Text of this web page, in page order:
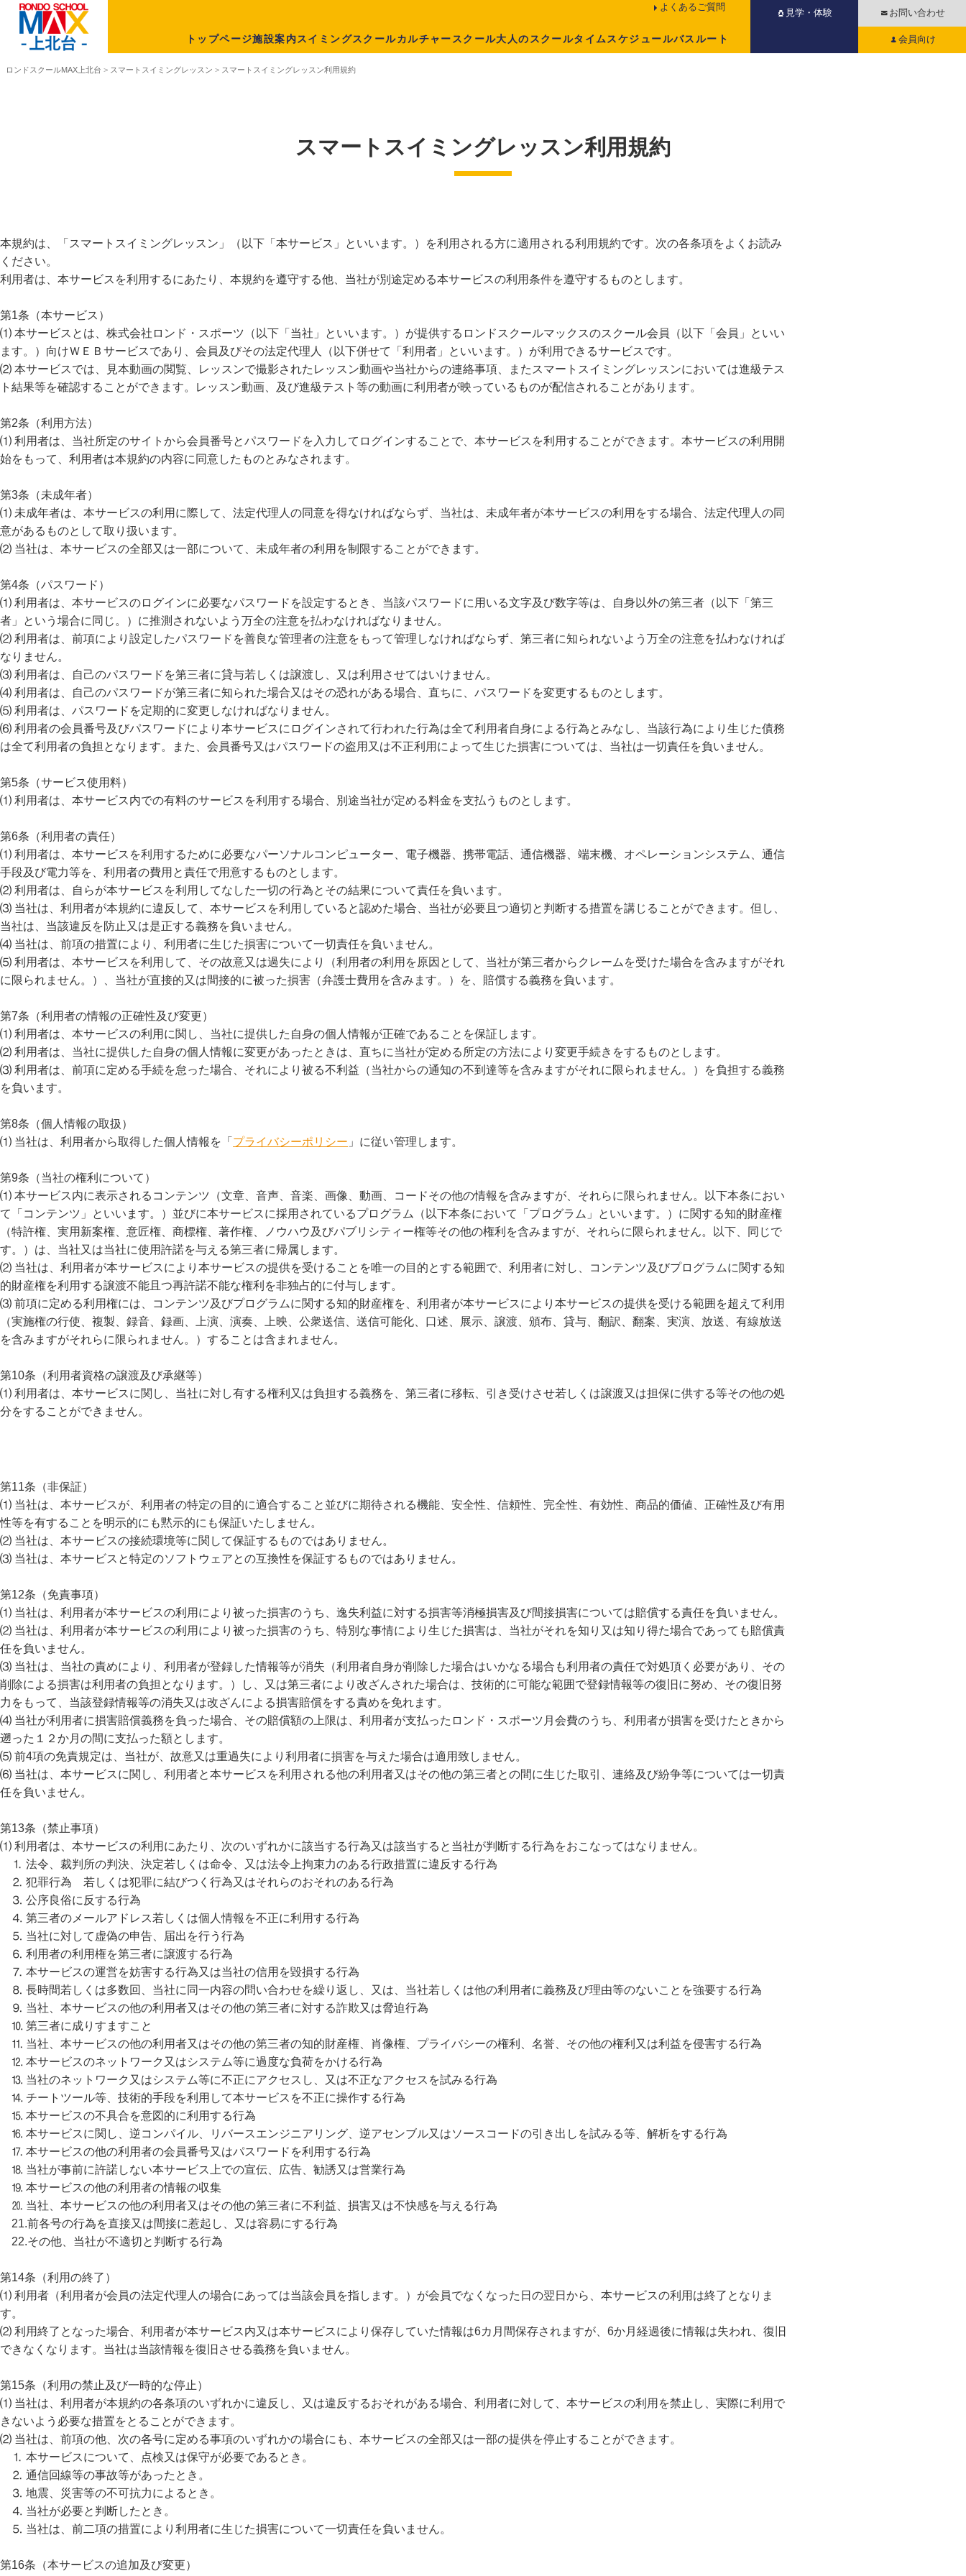
見学・体験 お問い合わせ
会員向け
よくあるご質問
トップページ施設案内スイミングスクールカルチャースクール大人のスクールタイムスケジュールバスルート
ロンドスクールMAX上北台 > スマートスイミングレッスン > スマートスイミングレッスン利用規約
スマートスイミングレッスン利用規約
本規約は、「スマートスイミングレッスン」（以下「本サービス」といいます。）を利用される方に適用される利用規約です。次の各条項をよくお読み
ください。
利用者は、本サービスを利用するにあたり、本規約を遵守する他、当社が別途定める本サービスの利用条件を遵守するものとします。
第1条（本サービス）
⑴ 本サービスとは、株式会社ロンド・スポーツ（以下「当社」といいます。）が提供するロンドスクールマックスのスクール会員（以下「会員」といい
ます。）向けＷＥＢサービスであり、会員及びその法定代理人（以下併せて「利用者」といいます。）が利用できるサービスです。
⑵ 本サービスでは、見本動画の閲覧、レッスンで撮影されたレッスン動画や当社からの連絡事項、またスマートスイミングレッスンにおいては進級テス
ト結果等を確認することができます。レッスン動画、及び進級テスト等の動画に利用者が映っているものが配信されることがあります。
第2条（利用方法）
⑴ 利用者は、当社所定のサイトから会員番号とパスワードを入力してログインすることで、本サービスを利用することができます。本サービスの利用開
始をもって、利用者は本規約の内容に同意したものとみなされます。
第3条（未成年者）
⑴ 未成年者は、本サービスの利用に際して、法定代理人の同意を得なければならず、当社は、未成年者が本サービスの利用をする場合、法定代理人の同
意があるものとして取り扱います。
⑵ 当社は、本サービスの全部又は一部について、未成年者の利用を制限することができます。
第4条（パスワード）
⑴ 利用者は、本サービスのログインに必要なパスワードを設定するとき、当該パスワードに用いる文字及び数字等は、自身以外の第三者（以下「第三
者」という場合に同じ。）に推測されないよう万全の注意を払わなければなりません。
⑵ 利用者は、前項により設定したパスワードを善良な管理者の注意をもって管理しなければならず、第三者に知られないよう万全の注意を払わなければ
なりません。
⑶ 利用者は、自己のパスワードを第三者に貸与若しくは譲渡し、又は利用させてはいけません。
⑷ 利用者は、自己のパスワードが第三者に知られた場合又はその恐れがある場合、直ちに、パスワードを変更するものとします。
⑸ 利用者は、パスワードを定期的に変更しなければなりません。
⑹ 利用者の会員番号及びパスワードにより本サービスにログインされて行われた行為は全て利用者自身による行為とみなし、当該行為により生じた債務
は全て利用者の負担となります。また、会員番号又はパスワードの盗用又は不正利用によって生じた損害については、当社は一切責任を負いません。
第5条（サービス使用料）
⑴ 利用者は、本サービス内での有料のサービスを利用する場合、別途当社が定める料金を支払うものとします。
第6条（利用者の責任）
⑴ 利用者は、本サービスを利用するために必要なパーソナルコンピューター、電子機器、携帯電話、通信機器、端末機、オペレーションシステム、通信
手段及び電力等を、利用者の費用と責任で用意するものとします。
⑵ 利用者は、自らが本サービスを利用してなした一切の行為とその結果について責任を負います。
⑶ 当社は、利用者が本規約に違反して、本サービスを利用していると認めた場合、当社が必要且つ適切と判断する措置を講じることができます。但し、
当社は、当該違反を防止又は是正する義務を負いません。
⑷ 当社は、前項の措置により、利用者に生じた損害について一切責任を負いません。
⑸ 利用者は、本サービスを利用して、その故意又は過失により（利用者の利用を原因として、当社が第三者からクレームを受けた場合を含みますがそれ
に限られません。）、当社が直接的又は間接的に被った損害（弁護士費用を含みます。）を、賠償する義務を負います。
第7条（利用者の情報の正確性及び変更）
⑴ 利用者は、本サービスの利用に関し、当社に提供した自身の個人情報が正確であることを保証します。
⑵ 利用者は、当社に提供した自身の個人情報に変更があったときは、直ちに当社が定める所定の方法により変更手続きをするものとします。
⑶ 利用者は、前項に定める手続を怠った場合、それにより被る不利益（当社からの通知の不到達等を含みますがそれに限られません。）を負担する義務
を負います。
第8条（個人情報の取扱）
⑴ 当社は、利用者から取得した個人情報を「プライバシーポリシー 」に従い管理します。
第9条（当社の権利について）
⑴ 本サービス内に表示されるコンテンツ（文章、音声、音楽、画像、動画、コードその他の情報を含みますが、それらに限られません。以下本条におい
て「コンテンツ」といいます。）並びに本サービスに採用されているプログラム（以下本条において「プログラム」といいます。）に関する知的財産権
（特許権、実用新案権、意匠権、商標権、著作権、ノウハウ及びパブリシティー権等その他の権利を含みますが、それらに限られません。以下、同じで
す。）は、当社又は当社に使用許諾を与える第三者に帰属します。
⑵ 当社は、利用者が本サービスにより本サービスの提供を受けることを唯一の目的とする範囲で、利用者に対し、コンテンツ及びプログラムに関する知
的財産権を利用する譲渡不能且つ再許諾不能な権利を非独占的に付与します。
⑶ 前項に定める利用権には、コンテンツ及びプログラムに関する知的財産権を、利用者が本サービスにより本サービスの提供を受ける範囲を超えて利用
（実施権の行使、複製、録音、録画、上演、演奏、上映、公衆送信、送信可能化、口述、展示、譲渡、頒布、貸与、翻訳、翻案、実演、放送、有線放送
を含みますがそれらに限られません。）することは含まれません。
第10条（利用者資格の譲渡及び承継等）
⑴ 利用者は、本サービスに関し、当社に対し有する権利又は負担する義務を、第三者に移転、引き受けさせ若しくは譲渡又は担保に供する等その他の処
分をすることができません。
第11条（非保証）
⑴ 当社は、本サービスが、利用者の特定の目的に適合すること並びに期待される機能、安全性、信頼性、完全性、有効性、商品的価値、正確性及び有用
性等を有することを明示的にも黙示的にも保証いたしません。
⑵ 当社は、本サービスの接続環境等に関して保証するものではありません。
⑶ 当社は、本サービスと特定のソフトウェアとの互換性を保証するものではありません。
第12条（免責事項）
⑴ 当社は、利用者が本サービスの利用により被った損害のうち、逸失利益に対する損害等消極損害及び間接損害については賠償する責任を負いません。
⑵ 当社は、利用者が本サービスの利用により被った損害のうち、特別な事情により生じた損害は、当社がそれを知り又は知り得た場合であっても賠償責
任を負いません。
⑶ 当社は、当社の責めにより、利用者が登録した情報等が消失（利用者自身が削除した場合はいかなる場合も利用者の責任で対処頂く必要があり、その
削除による損害は利用者の負担となります。）し、又は第三者により改ざんされた場合は、技術的に可能な範囲で登録情報等の復旧に努め、その復旧努
力をもって、当該登録情報等の消失又は改ざんによる損害賠償をする責めを免れます。
⑷ 当社が利用者に損害賠償義務を負った場合、その賠償額の上限は、利用者が支払ったロンド・スポーツ月会費のうち、利用者が損害を受けたときから
遡った１２か月の間に支払った額とします。
⑸ 前4項の免責規定は、当社が、故意又は重過失により利用者に損害を与えた場合は適用致しません。
⑹ 当社は、本サービスに関し、利用者と本サービスを利用される他の利用者又はその他の第三者との間に生じた取引、連絡及び紛争等については一切責
任を負いません。
第13条（禁止事項）
⑴ 利用者は、本サービスの利用にあたり、次のいずれかに該当する行為又は該当すると当社が判断する行為をおこなってはなりません。
⒈ 法令、裁判所の判決、決定若しくは命令、又は法令上拘束力のある行政措置に違反する行為
⒉ 犯罪行為 若しくは犯罪に結びつく行為又はそれらのおそれのある行為
⒊ 公序良俗に反する行為
⒋ 第三者のメールアドレス若しくは個人情報を不正に利用する行為
⒌ 当社に対して虚偽の申告、届出を行う行為
⒍ 利用者の利用権を第三者に譲渡する行為
⒎ 本サービスの運営を妨害する行為又は当社の信用を毀損する行為
⒏ 長時間若しくは多数回、当社に同一内容の問い合わせを繰り返し、又は、当社若しくは他の利用者に義務及び理由等のないことを強要する行為
⒐ 当社、本サービスの他の利用者又はその他の第三者に対する詐欺又は脅迫行為
⒑ 第三者に成りすますこと
⒒ 当社、本サービスの他の利用者又はその他の第三者の知的財産権、肖像権、プライバシーの権利、名誉、その他の権利又は利益を侵害する行為
⒓ 本サービスのネットワーク又はシステム等に過度な負荷をかける行為
⒔ 当社のネットワーク又はシステム等に不正にアクセスし、又は不正なアクセスを試みる行為
⒕ チートツール等、技術的手段を利用して本サービスを不正に操作する行為
⒖ 本サービスの不具合を意図的に利用する行為
⒗ 本サービスに関し、逆コンパイル、リバースエンジニアリング、逆アセンブル又はソースコードの引き出しを試みる等、解析をする行為
⒘ 本サービスの他の利用者の会員番号又はパスワードを利用する行為
⒙ 当社が事前に許諾しない本サービス上での宣伝、広告、勧誘又は営業行為
⒚ 本サービスの他の利用者の情報の収集
⒛ 当社、本サービスの他の利用者又はその他の第三者に不利益、損害又は不快感を与える行為
21.前各号の行為を直接又は間接に惹起し、又は容易にする行為
22.その他、当社が不適切と判断する行為
第14条（利用の終了）
⑴ 利用者（利用者が会員の法定代理人の場合にあっては当該会員を指します。）が会員でなくなった日の翌日から、本サービスの利用は終了となりま
す。
⑵ 利用終了となった場合、利用者が本サービス内又は本サービスにより保存していた情報は6カ月間保存されますが、6か月経過後に情報は失われ、復旧
できなくなります。当社は当該情報を復旧させる義務を負いません。
第15条（利用の禁止及び一時的な停止）
⑴ 当社は、利用者が本規約の各条項のいずれかに違反し、又は違反するおそれがある場合、利用者に対して、本サービスの利用を禁止し、実際に利用で
きないよう必要な措置をとることができます。
⑵ 当社は、前項の他、次の各号に定める事項のいずれかの場合にも、本サービスの全部又は一部の提供を停止することができます。
⒈ 本サービスについて、点検又は保守が必要であるとき。
⒉ 通信回線等の事故等があったとき。
⒊ 地震、災害等の不可抗力によるとき。
⒋ 当社が必要と判断したとき。
⒌ 当社は、前二項の措置により利用者に生じた損害について一切責任を負いません。
第16条（本サービスの追加及び変更）